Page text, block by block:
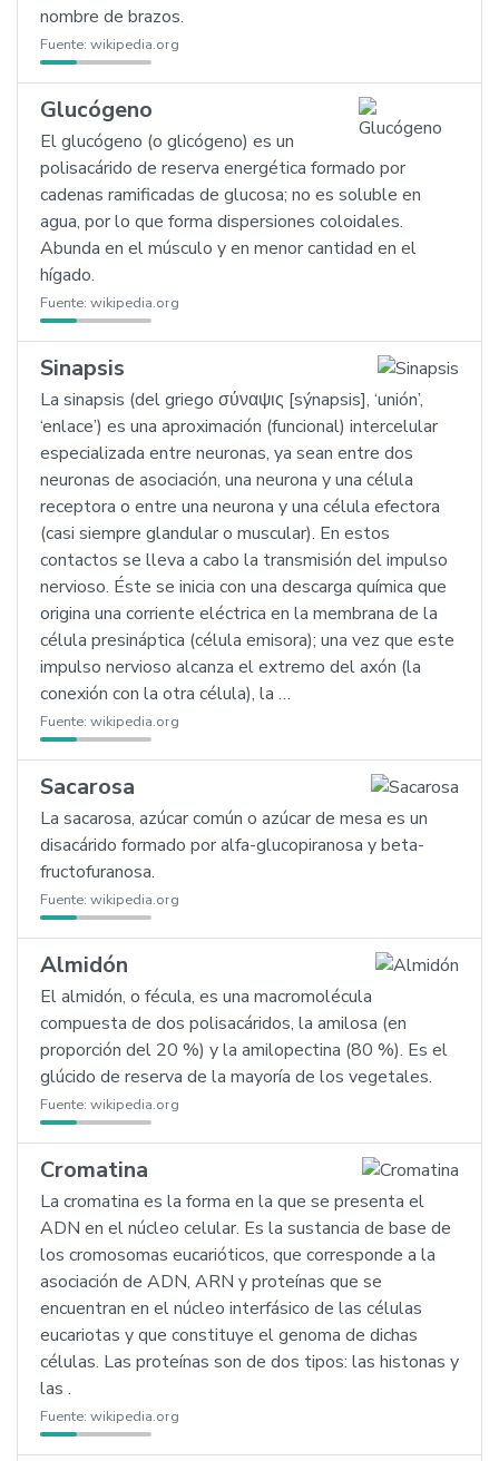
nombre de brazos.
Fuente: wikipedia.org
Glucógeno
El glucógeno (o glicógeno) es un
polisacárido de reserva energética formado por
cadenas ramificadas de glucosa; no es soluble en
agua, por lo que forma dispersiones coloidales.
Abunda en el músculo y en menor cantidad en el
hígado.
Fuente: wikipedia.org
Sinapsis
La sinapsis (del griego σύναψις [sýnapsis], ‘unión’,
‘enlace’) es una aproximación (funcional) intercelular
especializada entre neuronas, ya sean entre dos
neuronas de asociación, una neurona y una célula
receptora o entre una neurona y una célula efectora
(casi siempre glandular o muscular). En estos
contactos se lleva a cabo la transmisión del impulso
nervioso. Éste se inicia con una descarga química que
origina una corriente eléctrica en la membrana de la
célula presináptica (célula emisora); una vez que este
impulso nervioso alcanza el extremo del axón (la
conexión con la otra célula), la …
Fuente: wikipedia.org
Sacarosa
La sacarosa, azúcar común o azúcar de mesa es un
disacárido formado por alfa-glucopiranosa y beta-
fructofuranosa.
Fuente: wikipedia.org
Almidón
El almidón, o fécula, es una macromolécula
compuesta de dos polisacáridos, la amilosa (en
proporción del 20 %) y la amilopectina (80 %). Es el
glúcido de reserva de la mayoría de los vegetales.
Fuente: wikipedia.org
Cromatina
La cromatina es la forma en la que se presenta el
ADN en el núcleo celular. Es la sustancia de base de
los cromosomas eucarióticos, que corresponde a la
asociación de ADN, ARN y proteínas que se
encuentran en el núcleo interfásico de las células
eucariotas y que constituye el genoma de dichas
células. Las proteínas son de dos tipos: las histonas y
las .
Fuente: wikipedia.org